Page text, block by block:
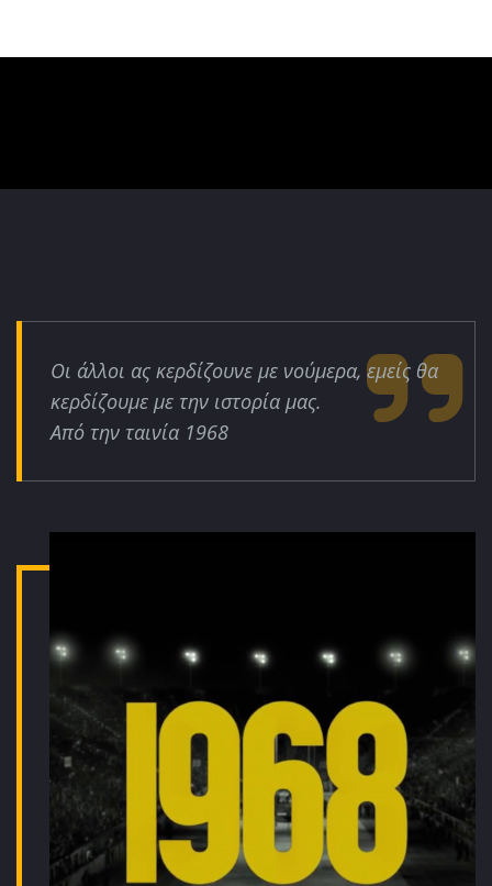
Οι άλλοι ας κερδίζουνε με νούμερα, εμείς θα
κερδίζουμε με την ιστορία μας.
Από την ταινία 1968